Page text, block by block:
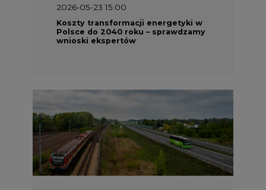
2026-05-13 13:00
FLIX opublikował raport
zrównoważonego rozwoju 2025